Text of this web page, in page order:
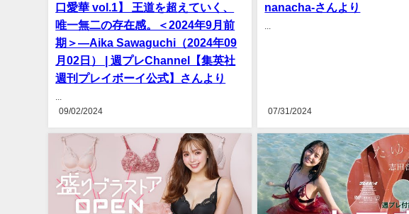
口愛華 vol.1】 王道を超えていく、
唯一無二の存在感。＜2024年9月前
期＞―Aika Sawaguchi（2024年09
月02日） | 週プレChannel【集英社
週刊プレイボーイ公式】さんより
09/02/2024
nanacha-さんより
07/31/2024